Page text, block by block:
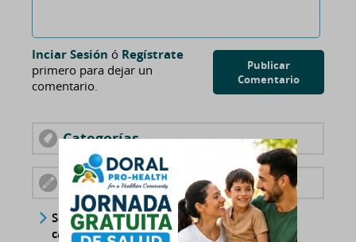
Publicar
Comentario
Inciar Sesión ó Regístrate
primero para dejar un
comentario.
Categorías
Publicaciones Recientes
Salud femenina: Consejos esenciales para
cada etapa